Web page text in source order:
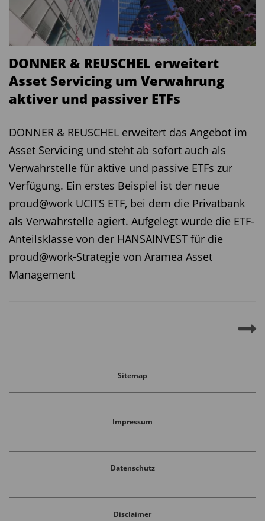
betreiben. Anbieter geben neuen Produkten
meist zwei bis drei Jahre Zeit, um sich am Markt
zu etablieren.
Diesen Beitrag teilen:
DONNER & REUSCHEL erweitert
Asset Servicing um Verwahrung
aktiver und passiver ETFs
DONNER & REUSCHEL erweitert das Angebot im
Asset Servicing und steht ab sofort auch als
Verwahrstelle für aktive und passive ETFs zur
Verfügung. Ein erstes Beispiel ist der neue
proud@work UCITS ETF, bei dem die Privatbank
als Verwahrstelle agiert. Aufgelegt wurde die ETF-
Anteilsklasse von der HANSAINVEST für die
proud@work-Strategie von Aramea Asset
Management
Sitemap
Impressum
Datenschutz
Disclaimer